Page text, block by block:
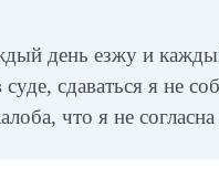
день езжу и
сдаваться я не
что я не